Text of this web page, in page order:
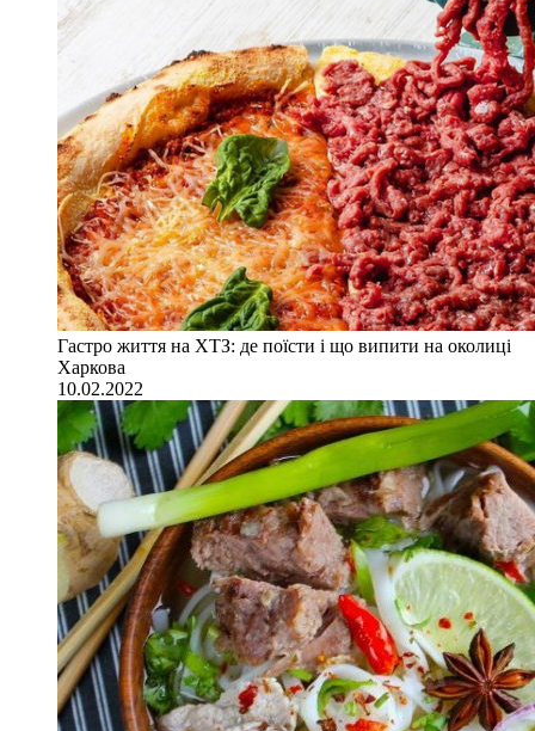
Гастро життя на ХТЗ: де поїсти і що випити на околиці
Харкова
10.02.2022